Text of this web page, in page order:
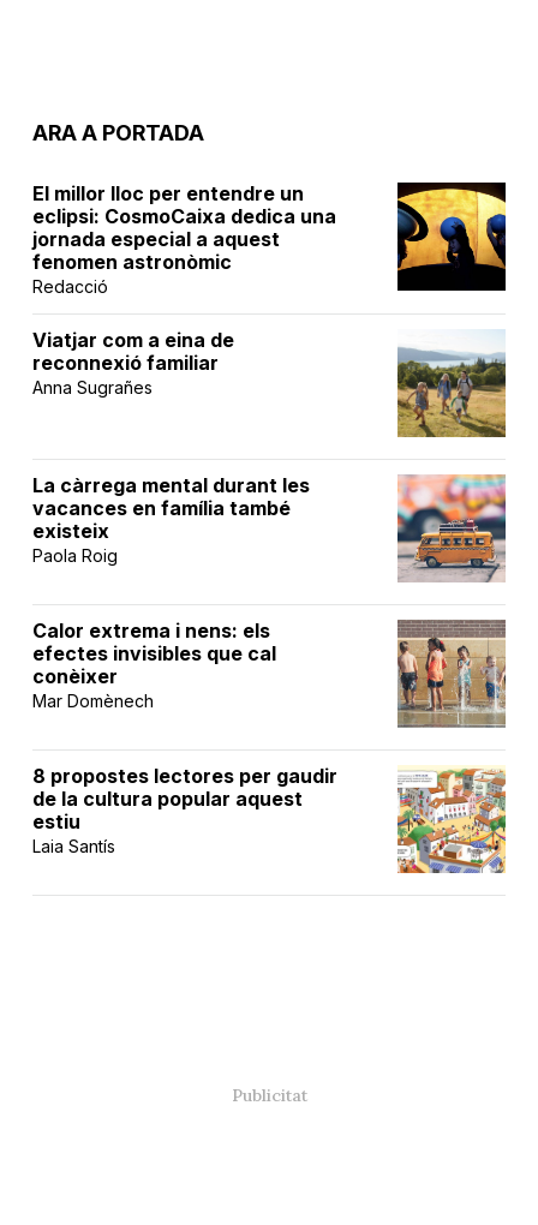
ARA A PORTADA
El millor lloc per entendre un
eclipsi: CosmoCaixa dedica una
jornada especial a aquest
fenomen astronòmic
Redacció
Viatjar com a eina de
reconnexió familiar
Anna Sugrañes
La càrrega mental durant les
vacances en família també
existeix
Paola Roig
Calor extrema i nens: els
efectes invisibles que cal
conèixer
Mar Domènech
8 propostes lectores per gaudir
de la cultura popular aquest
estiu
Laia Santís